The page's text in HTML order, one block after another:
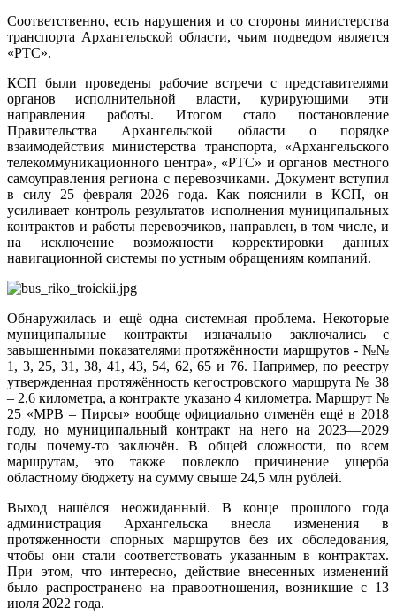
Соответственно, есть нарушения и со стороны министерства
транспорта Архангельской области, чьим подведом является
«РТС».
КСП были проведены рабочие встречи с представителями
органов исполнительной власти, курирующими эти
направления работы. Итогом стало постановление
Правительства Архангельской области о порядке
взаимодействия министерства транспорта, «Архангельского
телекоммуникационного центра», «РТС» и органов местного
самоуправления региона с перевозчиками. Документ вступил
в силу 25 февраля 2026 года. Как пояснили в КСП, он
усиливает контроль результатов исполнения муниципальных
контрактов и работы перевозчиков, направлен, в том числе, и
на исключение возможности корректировки данных
навигационной системы по устным обращениям компаний.
Обнаружилась и ещё одна системная проблема. Некоторые
муниципальные контракты изначально заключались с
завышенными показателями протяжённости маршрутов - №№
1, 3, 25, 31, 38, 41, 43, 54, 62, 65 и 76. Например, по реестру
утвержденная протяжённость кегостровского маршрута № 38
– 2,6 километра, а контракте указано 4 километра. Маршрут №
25 «МРВ – Пирсы» вообще официально отменён ещё в 2018
году, но муниципальный контракт на него на 2023—2029
годы почему-то заключён. В общей сложности, по всем
маршрутам, это также повлекло причинение ущерба
областному бюджету на сумму свыше 24,5 млн рублей.
Выход нашёлся неожиданный. В конце прошлого года
администрация Архангельска внесла изменения в
протяженности спорных маршрутов без их обследования,
чтобы они стали соответствовать указанным в контрактах.
При этом, что интересно, действие внесенных изменений
было распространено на правоотношения, возникшие с 13
июля 2022 года.